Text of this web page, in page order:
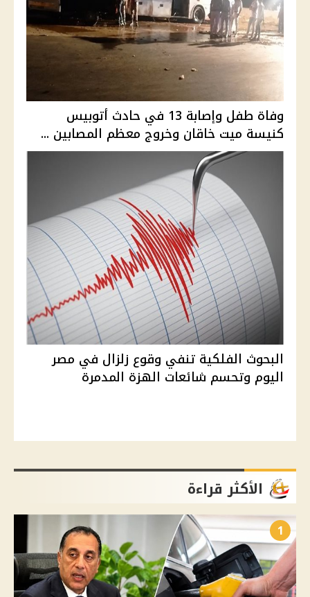
وفاة طفل وإصابة 13 في حادث أتوبيس
كنيسة ميت خاقان وخروج معظم المصابين ...
البحوث الفلكية تنفي وقوع زلزال في مصر
اليوم وتحسم شائعات الهزة المدمرة
الأكثر قراءة
1